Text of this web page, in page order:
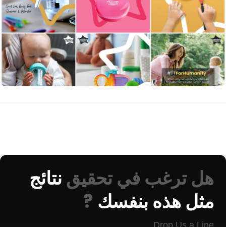
هل ترغب في تحقيق نتائج
مثل هذه بنفسك ?
Drop Us a Line.